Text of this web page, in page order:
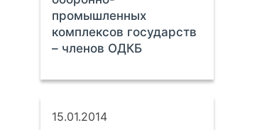
промышленных
комплексов государств
– членов ОДКБ
15.01.2014